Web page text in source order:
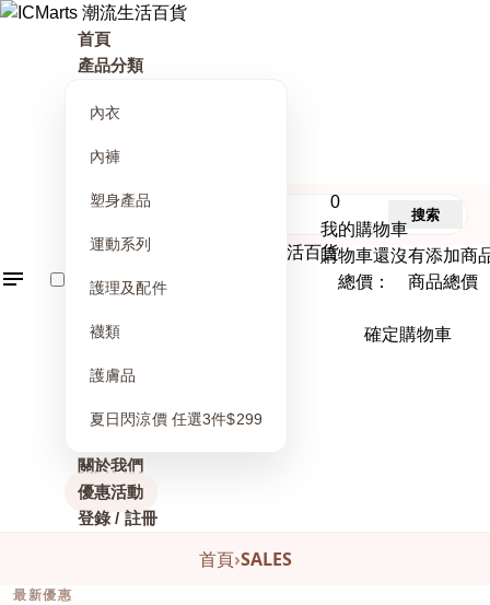
首頁
產品分類
內衣
內褲
塑身產品
運動系列
護理及配件
襪類
護膚品
夏日閃涼價 任選3件$299
關於我們
優惠活動
登錄 / 註冊
0
我的購物車
購物車還沒有添加商
總價： 商品總價
確定購物車
搜索
首頁›SALES
最新優惠